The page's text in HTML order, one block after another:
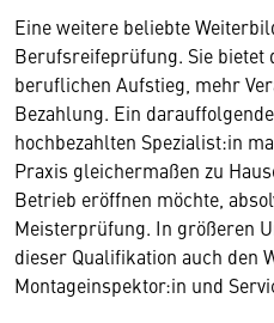
Eine weitere beliebte
Berufsreifeprüfung. Sie bietet
beruflichen Aufstieg, mehr
Bezahlung. Ein
hochbezahlten Spezialist:in
Praxis gleichermaßen zu
Betrieb eröffnen möchte,
Meisterprüfung. In größeren
dieser Qualifikation auch den
Montageinspektor:in und